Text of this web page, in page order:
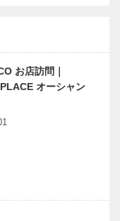
お店訪問｜
オーシャン